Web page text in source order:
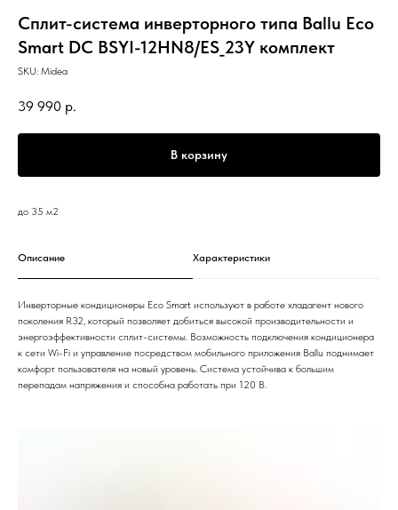
Сплит-система инверторного типа Ballu Eco
Smart DC BSYI-12HN8/ES_23Y комплект
SKU: Midea
39 990 р.
В корзину
до 35 м2
Описание Характеристики
Инверторные кондиционеры Eco Smart используют в работе хладагент нового
поколения R32, который позволяет добиться высокой производительности и
энергоэффективности сплит-системы. Возможность подключения кондиционера
к сети Wi-Fi и управление посредством мобильного приложения Ballu поднимает
комфорт пользователя на новый уровень. Система устойчива к большим
перепадам напряжения и способна работать при 120 В.